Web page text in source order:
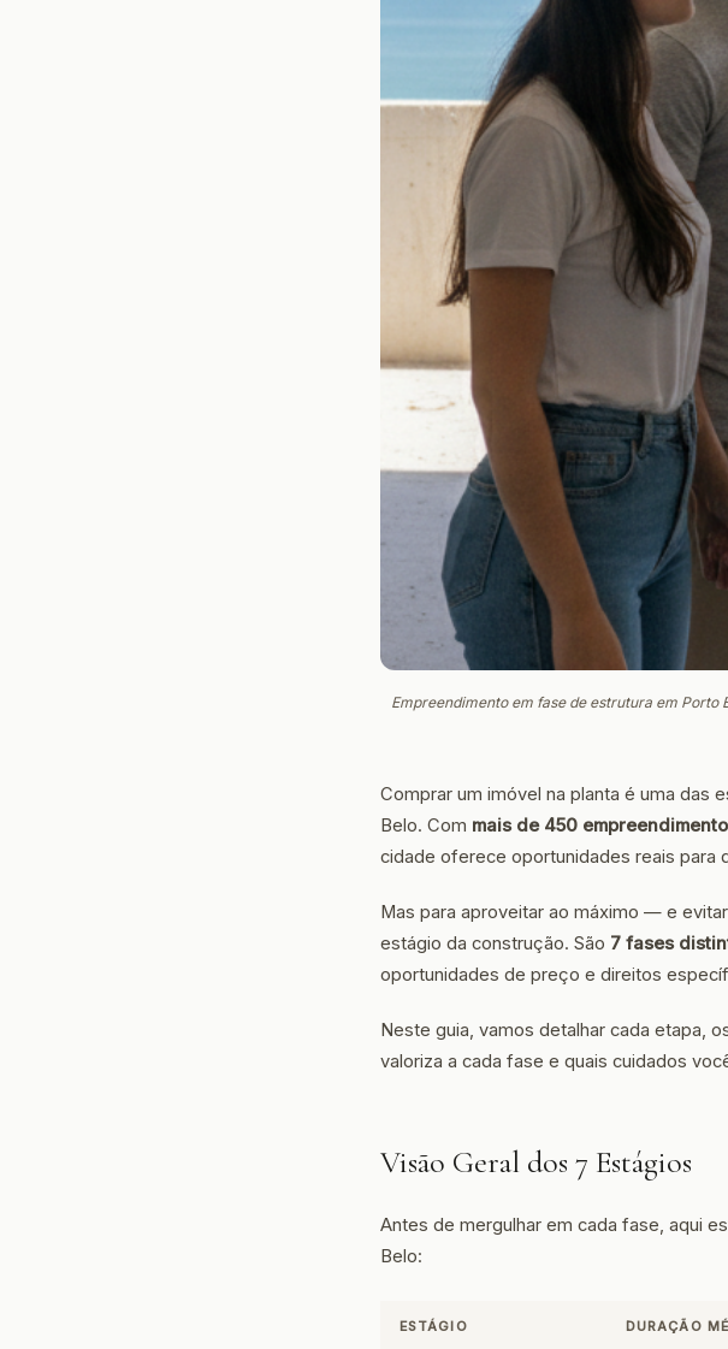
Empreendimento em fase de estrutura em Porto
Comprar um imóvel na planta é uma das
Belo. Com mais de 450
cidade oferece oportunidades reais para
Mas para aproveitar ao máximo — e
estágio da construção. São 7 fases
oportunidades de preço e direitos
Neste guia, vamos detalhar cada etapa,
valoriza a cada fase e quais cuidados
Visão Geral dos 7 Estágios
Antes de mergulhar em cada fase, aqui
Belo:
ESTÁGIO DURAÇÃO